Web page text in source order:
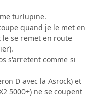
turlupine.
quand je le met en
le se remet en route
s'arretent comme si
D avec la Asrock) et
5000+) ne se coupent